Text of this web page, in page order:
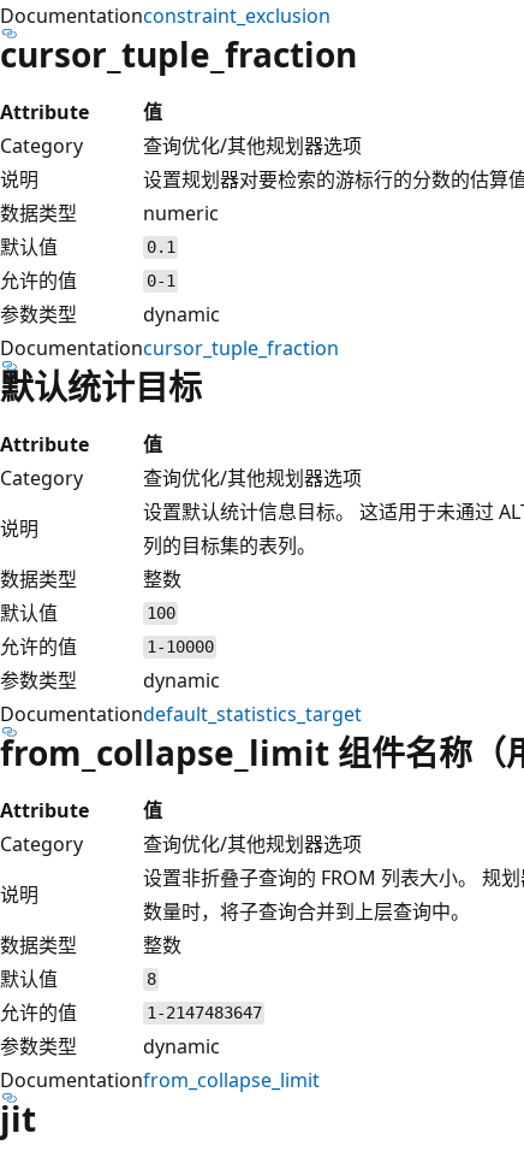
Documentationconstraint_exclusion
cursor_tuple_fraction
Attribute
值
Category
查询优化/其他规划器选项
说明
设置规划器对要检索的游标行的分数的估算值
数据类型
numeric
默认值
0.1
允许的值 0-1
参数类型
dynamic
Documentationcursor_tuple_fraction
默认统计目标
Attribute
值
Category
查询优化/其他规划器选项
说明
设置默认统计信息目标。 这适用于未通过
列的目标集的表列。
数据类型
整数
默认值
100
允许的值 1-10000
参数类型
dynamic
Documentationdefault_statistics_target
from_collapse_limit 组件名称（
Attribute
值
Category
查询优化/其他规划器选项
说明
设置非折叠子查询的 FROM 列表大小。 规
数量时，将子查询合并到上层查询中。
数据类型
整数
默认值
8
允许的值 1-2147483647
参数类型
dynamic
Documentationfrom_collapse_limit
jit